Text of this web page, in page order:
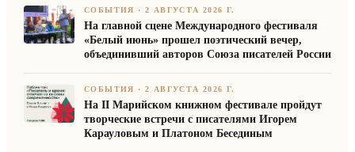
СОБЫТИЯ ·2 АВГУСТА 2026 Г.
На главной сцене Международного фестиваля
«Белый июнь» прошел поэтический вечер,
объединивший авторов Союза писателей России
СОБЫТИЯ ·2 АВГУСТА 2026 Г.
На II Марийском книжном фестивале пройдут
творческие встречи с писателями Игорем
Карауловым и Платоном Бесединым